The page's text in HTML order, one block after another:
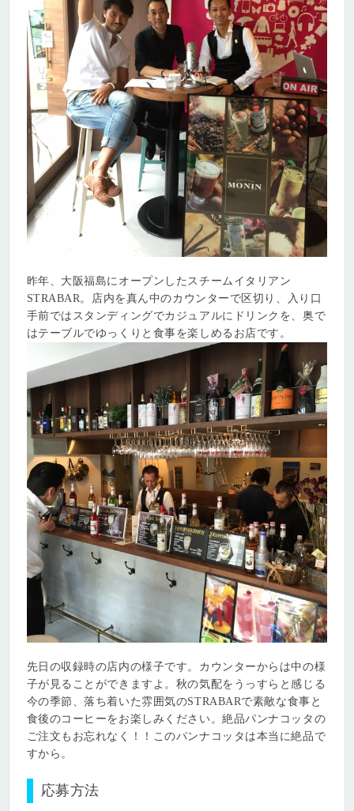
昨年、大阪福島にオープンしたスチームイタリアン
STRABAR。店内を真ん中のカウンターで区切り、入り口
手前ではスタンディングでカジュアルにドリンクを、奥で
はテーブルでゆっくりと食事を楽しめるお店です。
先日の収録時の店内の様子です。カウンターからは中の様
子が見ることができますよ。秋の気配をうっすらと感じる
今の季節、落ち着いた雰囲気のSTRABARで素敵な食事と
食後のコーヒーをお楽しみください。絶品パンナコッタの
ご注文もお忘れなく！！このパンナコッタは本当に絶品で
すから。
応募方法